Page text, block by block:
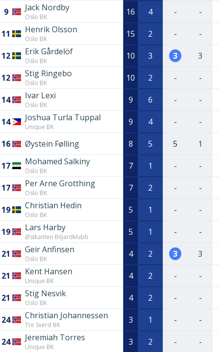
9 Jack Nordby
Oslo BK 16 4 - -
11 Henrik Olsson
Oslo BK 15 2 - -
12 Erik Gårdelöf
Oslo BK 10 3 3 3
12 Stig Ringebo
Oslo BK 10 2 - -
14 Ivar Lexi
Oslo BK 9 6 - -
14 Joshua Turla Tuppal
Unique BK 9 4 - -
16 Øystein Følling 8 5 5 1
17 Mohamed Salkiny
Oslo BK 7 1 - -
17 Per Arne Grotthing
Oslo BK 7 2 - -
19 Christian Hedin
Oslo BK 5 1 - -
19 Lars Harby
Østkanten Biljardklubb 5 1 - -
21 Geir Anfinsen
Oslo BK 4 2 3 3
21 Kent Hansen
Unique BK 4 2 - -
21 Stig Nesvik
Oslo BK 4 2 - -
24 Christian Johannessen
Tre Sverd BK 3 1 - -
24 Jeremiah Torres
Unique BK 3 2 - -